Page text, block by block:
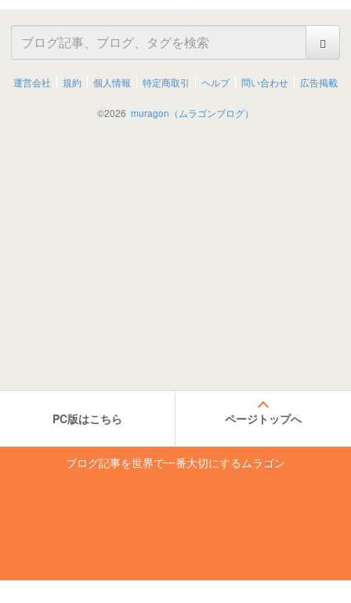
運営会社 規約 個人情報 特定商取引 ヘルプ 問い合わせ 広告掲載
©2026 muragon（ムラゴンブログ）
PC版はこちら ページトップへ
ブログ記事を世界で一番大切にするムラゴン